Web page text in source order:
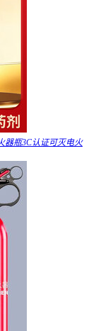
器瓶3C认证可灭电火